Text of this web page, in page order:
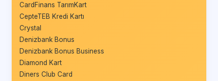
CardFinans TarımKart
CepteTEB Kredi Kartı
Crystal
Denizbank Bonus
Denizbank Bonus Business
Diamond Kart
Diners Club Card